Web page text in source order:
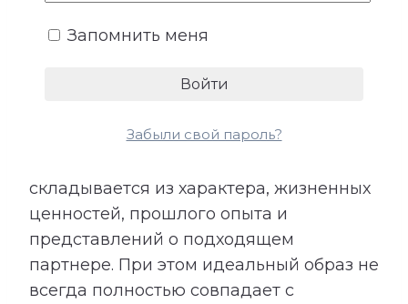
образ отношений, в которых ему будет
складывается из характера, жизненных
ценностей, прошлого опыта и
представлений о подходящем
партнере. При этом идеальный образ не
всегда полностью совпадает с
Запомнить меня
Забыли свой пароль?